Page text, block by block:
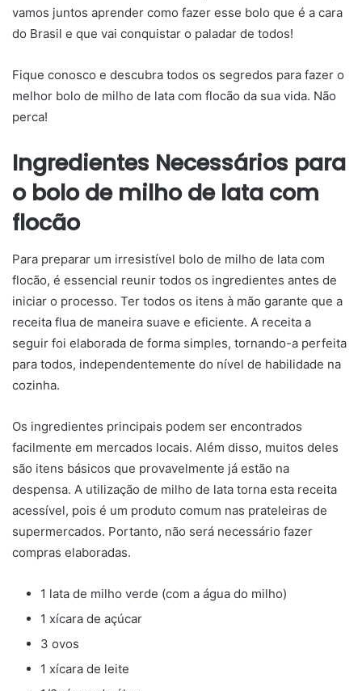
vamos juntos aprender como fazer esse bolo que é a cara
do Brasil e que vai conquistar o paladar de todos!
Fique conosco e descubra todos os segredos para fazer o
melhor bolo de milho de lata com flocão da sua vida. Não
perca!
Ingredientes Necessários para
o bolo de milho de lata com
flocão
Para preparar um irresistível bolo de milho de lata com
flocão, é essencial reunir todos os ingredientes antes de
iniciar o processo. Ter todos os itens à mão garante que a
receita flua de maneira suave e eficiente. A receita a
seguir foi elaborada de forma simples, tornando-a perfeita
para todos, independentemente do nível de habilidade na
cozinha.
Os ingredientes principais podem ser encontrados
facilmente em mercados locais. Além disso, muitos deles
são itens básicos que provavelmente já estão na
despensa. A utilização de milho de lata torna esta receita
acessível, pois é um produto comum nas prateleiras de
supermercados. Portanto, não será necessário fazer
compras elaboradas.
1 lata de milho verde (com a água do milho)
1 xícara de açúcar
3 ovos
1 xícara de leite